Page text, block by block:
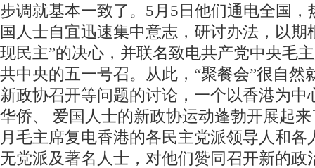
步调就基本一致了。5月5日他们通电全国，
国人士自宜迅速集中意志，研讨办法，以期
现民主”的决心，并联名致电共产党中央毛
共中央的五一号召。从此，“聚餐会”很自然
新政协召开等问题的讨论，一个以香港为中
华侨、 爱国人士的新政协运动蓬勃开展起来
月毛主席复电香港的各民主党派领导人和各
无党派及著名人士，对他们赞同召开新的政